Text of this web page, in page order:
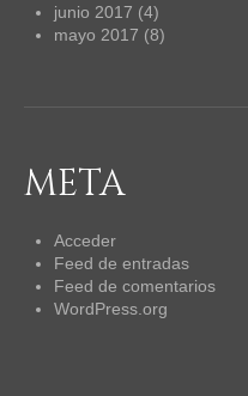
junio 2017 (4)
mayo 2017 (8)
META
Acceder
Feed de entradas
Feed de comentarios
WordPress.org